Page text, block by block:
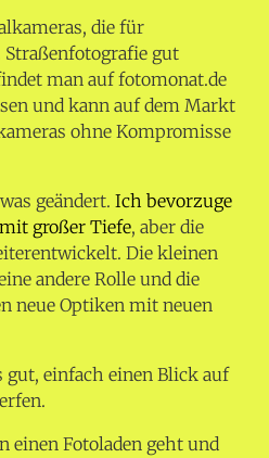
die für
gut
man auf fotomonat.de
und kann auf dem Markt
ohne Kompromisse
geändert. Ich bevorzuge
großer Tiefe, aber die
Die kleinen
andere Rolle und die
neue Optiken mit neuen
gut, einfach einen Blick auf
einen Fotoladen geht und